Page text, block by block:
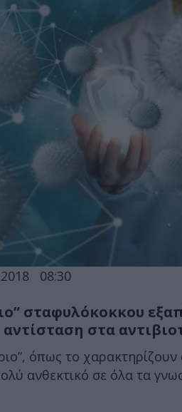
08:30
σταφυλόκοκκου
αντίσταση στα
όπως το χαρακτηρίζουν
ανθεκτικό σε όλα τα